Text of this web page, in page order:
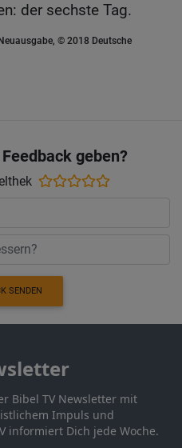
der sechste Tag.
© 2018 Deutsche
geben?
SENDEN
Bibel TV Newsletter mit
Impuls und
informiert Dich jede Woche.